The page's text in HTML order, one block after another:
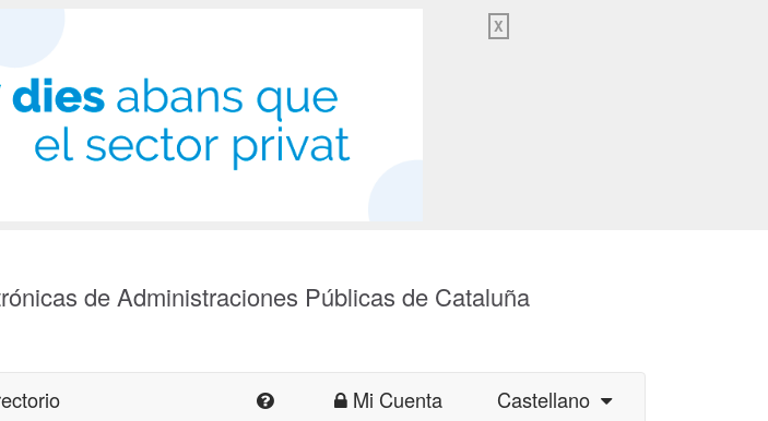
X
de Administraciones Públicas de Cataluña
Mi Cuenta Castellano